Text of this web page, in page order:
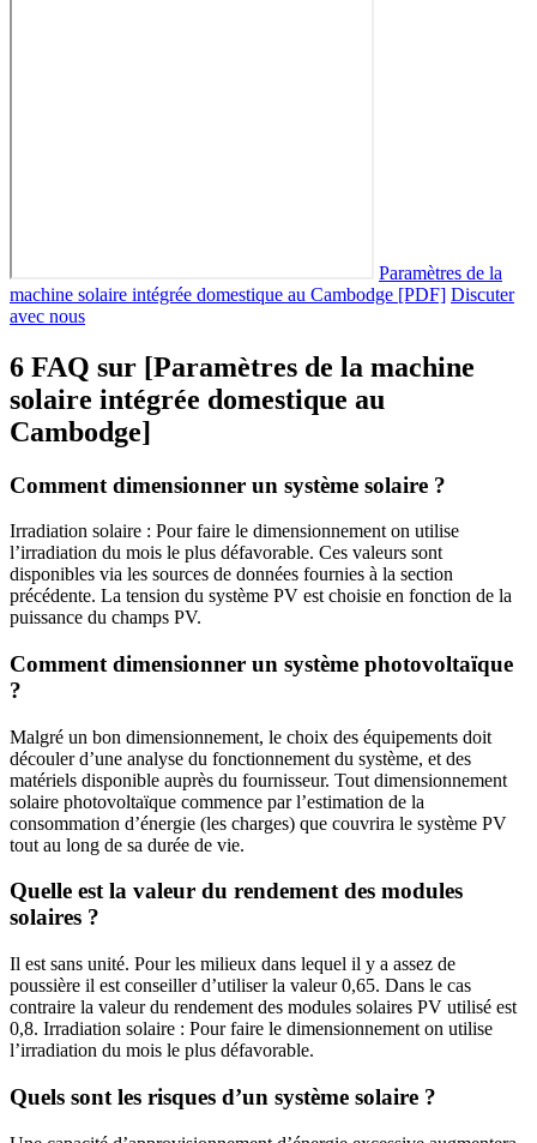
Paramètres de la
machine solaire intégrée domestique au Cambodge [PDF] Discuter
avec nous
6 FAQ sur [Paramètres de la machine
solaire intégrée domestique au
Cambodge]
Comment dimensionner un système solaire ?
Irradiation solaire : Pour faire le dimensionnement on utilise
l’irradiation du mois le plus défavorable. Ces valeurs sont
disponibles via les sources de données fournies à la section
précédente. La tension du système PV est choisie en fonction de la
puissance du champs PV.
Comment dimensionner un système photovoltaïque
?
Malgré un bon dimensionnement, le choix des équipements doit
découler d’une analyse du fonctionnement du système, et des
matériels disponible auprès du fournisseur. Tout dimensionnement
solaire photovoltaïque commence par l’estimation de la
consommation d’énergie (les charges) que couvrira le système PV
tout au long de sa durée de vie.
Quelle est la valeur du rendement des modules
solaires ?
Il est sans unité. Pour les milieux dans lequel il y a assez de
poussière il est conseiller d’utiliser la valeur 0,65. Dans le cas
contraire la valeur du rendement des modules solaires PV utilisé est
0,8. Irradiation solaire : Pour faire le dimensionnement on utilise
l’irradiation du mois le plus défavorable.
Quels sont les risques d’un système solaire ?